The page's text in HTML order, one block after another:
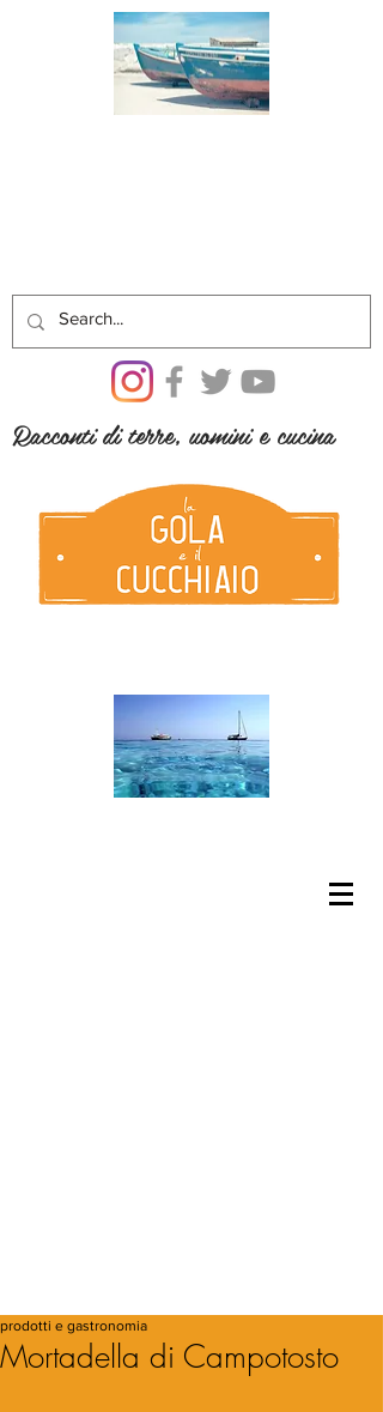
Racconti di terre, uomini e cucina
Mortadella di Campotosto
prodotti e gastronomia